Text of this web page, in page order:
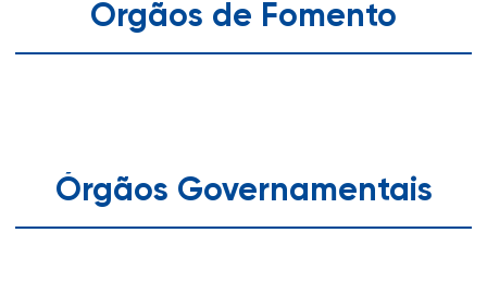
Órgãos de Fomento
Órgãos Governamentais